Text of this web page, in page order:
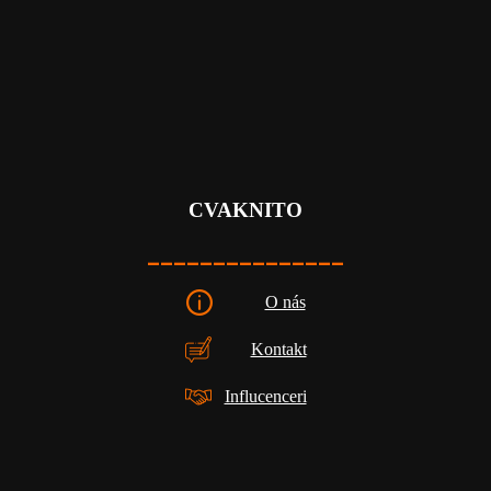
CVAKNITO
_______________
O nás
Kontakt
Influcenceri